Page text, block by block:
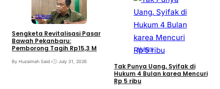
Hukum
Sengketa Revitalisasi Pasar
Bawah Pekanbaru:
Pemborong Tagih Rp15,3 M
By Huzaimah Said• July 31, 2026
Hukum
Tak Punya Uang, Syifak di
Hukum 4 Bulan karea Mencuri
Rp 5 ribu